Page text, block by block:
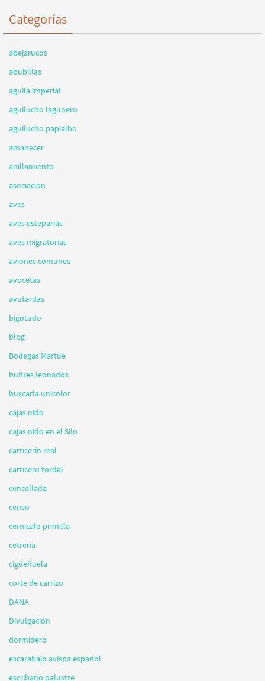
Categorías
abejarucos
abubillas
aguila imperial
aguilucho lagunero
aguilucho papialbo
amanecer
anillamiento
asociacion
aves
aves esteparias
aves migratorias
aviones comunes
avocetas
avutardas
bigotudo
blog
Bodegas Martúe
buitres leonados
buscarla unicolor
cajas nido
cajas nido en el Silo
carricerín real
carricero tordal
cencellada
censo
cernicalo primilla
cetrería
cigüeñuela
corte de carrizo
DANA
Divulgación
dormidero
escarabajo avispa español
escribano palustre